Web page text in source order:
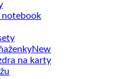
notebook
na karty